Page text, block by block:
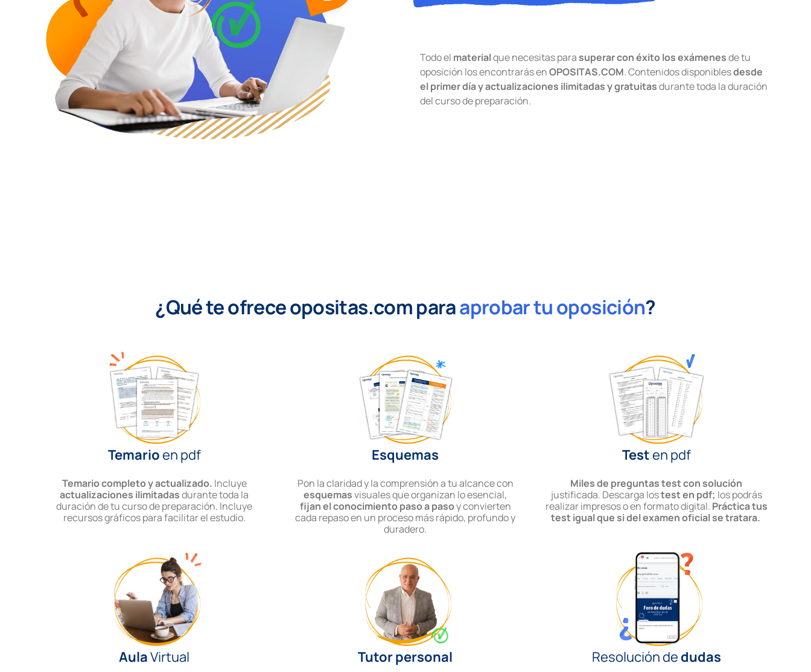
OPOSITAS
Todo el materialque necesitas para superar con éxito los exámenesde tu
oposición los encontrarás enOPOSITAS.COM. Contenidos disponiblesdesde
el primer día y actualizaciones ilimitadas y gratuitasdurante toda la duración
del curso de preparación.
¿Qué te ofrece opositas.com paraaprobar tu oposición?
Temario en pdf
Temario completo y actualizado. Incluye
actualizaciones ilimitadasdurante toda la
duración de tu curso de preparación. Incluye
recursos gráficos para facilitar el estudio.
Esquemas
Pon la claridad y la comprensión a tu alcance con
esquemasvisuales que organizan lo esencial,
fijan el conocimiento paso a pasoy convierten
cada repaso en un proceso más rápido, profundo y
duradero.
Test en pdf
Miles de preguntas test con solución
justificada. Descarga lostest en pdf; los podrás
realizar impresos o en formato digital. Práctica tus
test igual que si del examen oficial se tratara.
AulaVirtual Tutor personal Resolución de dudas